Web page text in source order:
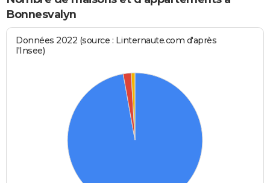
Bonnesvalyn
Données 2022 (source : Linternaute.com d'après
l'Insee)